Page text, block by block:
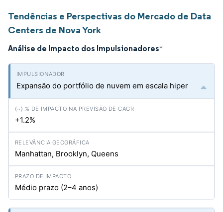
Tendências e Perspectivas do Mercado de Data
Centers de Nova York
Análise de Impacto dos Impulsionadores*
Expansão do portfólio de nuvem em escala hiper
+1.2%
Manhattan, Brooklyn, Queens
Médio prazo (2–4 anos)